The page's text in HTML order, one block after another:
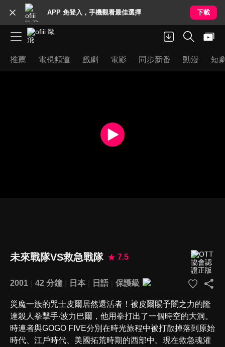
APP 免登入，手機觀看最佳選擇 下載
推薦 電視頻道 戲劇 電影 同步新番 動漫 短
未來戰隊VS救急戰隊 7.5
2001 42 分鐘 日本 日語 保護級
災魔一族的咒士皮爾居然還活者！被皮爾賜予闇之力的隆
達殺人拳擊手‧波力巴爾，他用拳打出了一個時空的大洞。
時連者與GOGO FIVE分別在時光旅程中被打散掉落到原始
時代、江戶時代、美國拓荒時期的西部中。現在救急魂灌